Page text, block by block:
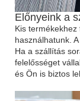
Előnyeink a
Kis
használhatunk.
Ha a szállítás
felelősséget
és Ön is biztos